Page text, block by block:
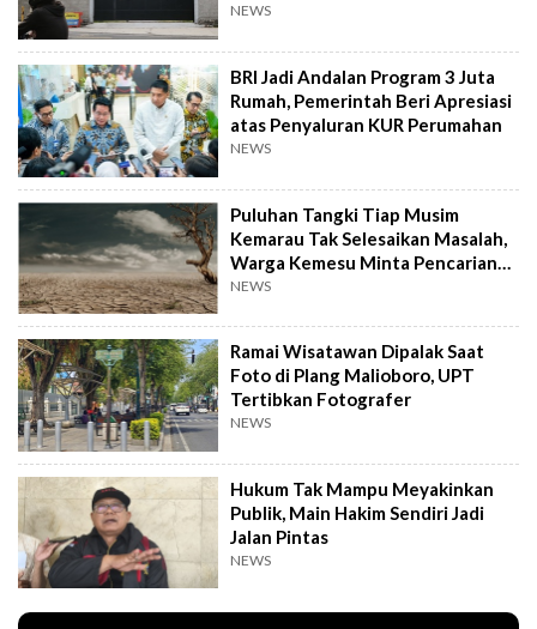
NEWS
BRI Jadi Andalan Program 3 Juta
Rumah, Pemerintah Beri Apresiasi
atas Penyaluran KUR Perumahan
NEWS
Puluhan Tangki Tiap Musim
Kemarau Tak Selesaikan Masalah,
Warga Kemesu Minta Pencarian
Sumber Air
NEWS
Ramai Wisatawan Dipalak Saat
Foto di Plang Malioboro, UPT
Tertibkan Fotografer
NEWS
Hukum Tak Mampu Meyakinkan
Publik, Main Hakim Sendiri Jadi
Jalan Pintas
NEWS